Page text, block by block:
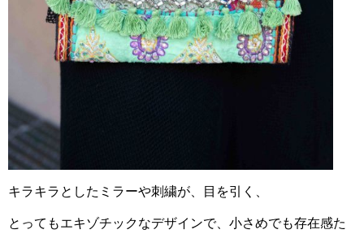
キラキラとしたミラーや刺繍が、目を引く、
とってもエキゾチックなデザインで、小さめでも存在感た